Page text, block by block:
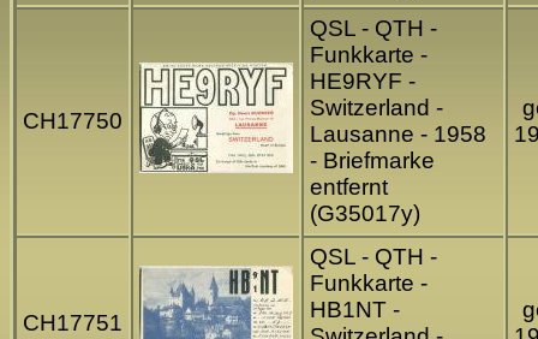
CH17750
QSL - QTH -
Funkkarte -
HE9RYF -
Switzerland -
Lausanne - 1958
- Briefmarke
entfernt
(G35017y)
CH17751
QSL - QTH -
Funkkarte -
HB1NT -